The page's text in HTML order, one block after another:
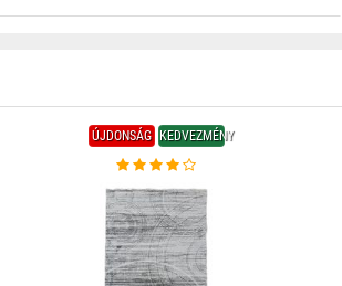
ÚJDONSÁG KEDVEZMÉNY